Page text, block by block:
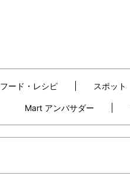
フード・レシピ スポット
Mart アンバサダー